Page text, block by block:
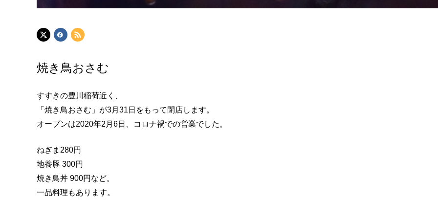
焼き鳥おさむ
すすきの豊川稲荷近く、
「焼き鳥おさむ」が3月31日をもって閉店します。
オープンは2020年2月6日、コロナ禍での営業でした。
ねぎま280円
地養豚 300円
焼き鳥丼 900円など。
一品料理もあります。